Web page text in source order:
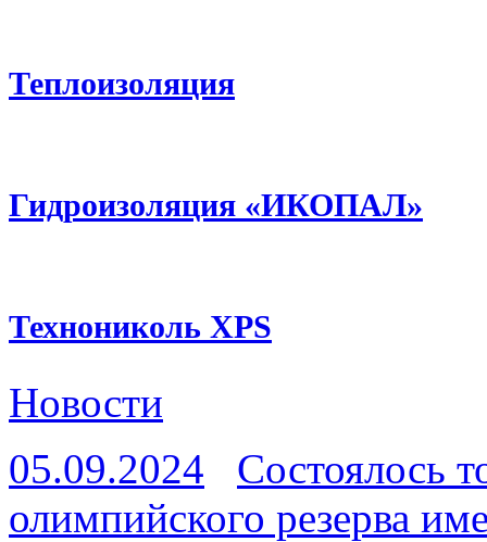
Теплоизоляция
Гидроизоляция «ИКОПАЛ»
Технониколь XPS
Новости
05.09.2024
Состоялось
олимпийского резерва